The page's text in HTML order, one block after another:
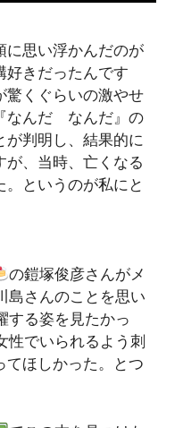
に思い浮かんだのが
好きだったんです
驚くぐらいの激やせ
なんだ なんだ』の
判明し、結果的に
、当時、亡くなる
というのが私にと
の鎧塚俊彦さんがメ
島さんのことを思い
する姿を見たかっ
性でいられるよう刺
ほしかった。とつ